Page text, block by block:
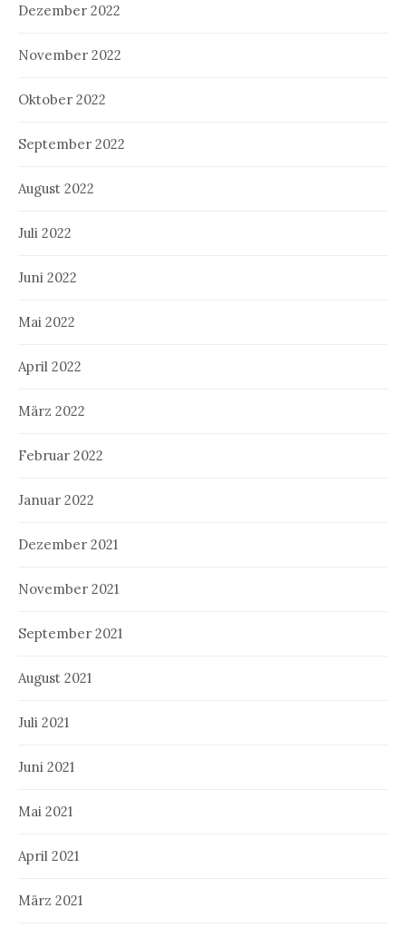
Dezember 2022
November 2022
Oktober 2022
September 2022
August 2022
Juli 2022
Juni 2022
Mai 2022
April 2022
März 2022
Februar 2022
Januar 2022
Dezember 2021
November 2021
September 2021
August 2021
Juli 2021
Juni 2021
Mai 2021
April 2021
März 2021